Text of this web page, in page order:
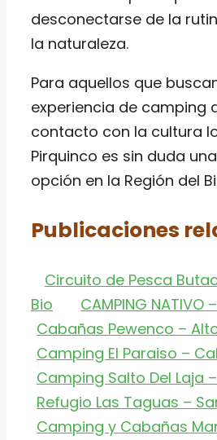
desconectarse de la
la naturaleza.
Para aquellos que
experiencia de camping
contacto con la cultura
Pirquinco es sin duda
opción en la Región del
Publicaciones
Circuito de Pesca
Bio
CAMPING NATIVO
Cabañas Pewenco –
Camping El Paraiso –
Camping Salto Del Laja
Refugio Las Taguas –
Camping y Cabañas